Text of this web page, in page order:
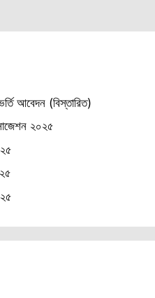
আবেদন (বিস্তারিত)
২০২৫